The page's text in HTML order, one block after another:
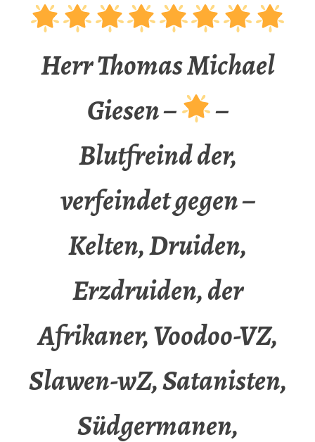
Herr Thomas Michael
Giesen –
–
Blutfreind der,
verfeindet gegen –
Kelten, Druiden,
Erzdruiden, der
Afrikaner, Voodoo-VZ,
Slawen-wZ, Satanisten,
Südgermanen,